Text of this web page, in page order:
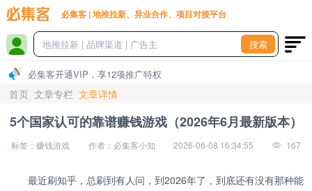
必集客 | 地推拉新、异业合作、项目对接平台
搜索
必集客开通VIP，享12项推广特权
首页 文章专栏 文章详情
5个国家认可的靠谱赚钱游戏（2026年6月最新版本）
标签：赚钱游戏 作者：必集客小知 2026-06-08 16:34:55 167
最近刷知乎，总刷到有人问，到2026年了，到底还有没有那种能